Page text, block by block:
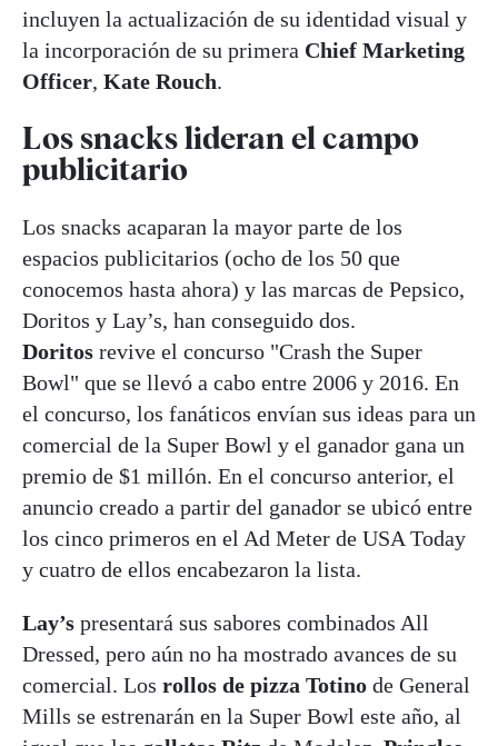
incluyen la actualización de su identidad visual y
la incorporación de su primera Chief Marketing
Officer, Kate Rouch.
Los snacks lideran el campo
publicitario
Los snacks acaparan la mayor parte de los
espacios publicitarios (ocho de los 50 que
conocemos hasta ahora) y las marcas de Pepsico,
Doritos y Lay’s, han conseguido dos.
Doritos revive el concurso "Crash the Super
Bowl" que se llevó a cabo entre 2006 y 2016. En
el concurso, los fanáticos envían sus ideas para un
comercial de la Super Bowl y el ganador gana un
premio de $1 millón. En el concurso anterior, el
anuncio creado a partir del ganador se ubicó entre
los cinco primeros en el Ad Meter de USA Today
y cuatro de ellos encabezaron la lista.
Lay’s presentará sus sabores combinados All
Dressed, pero aún no ha mostrado avances de su
comercial. Los rollos de pizza Totino de General
Mills se estrenarán en la Super Bowl este año, al